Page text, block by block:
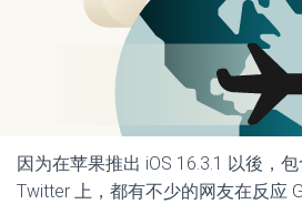
iOS 16.3.1 + Google
如果你是有 Google 相簿 App 使用
时先别更新到 iOS 16.3.1 了。
因为在苹果推出 iOS 16.3.1 以後，
Twitter 上，都有不少的网友在反应